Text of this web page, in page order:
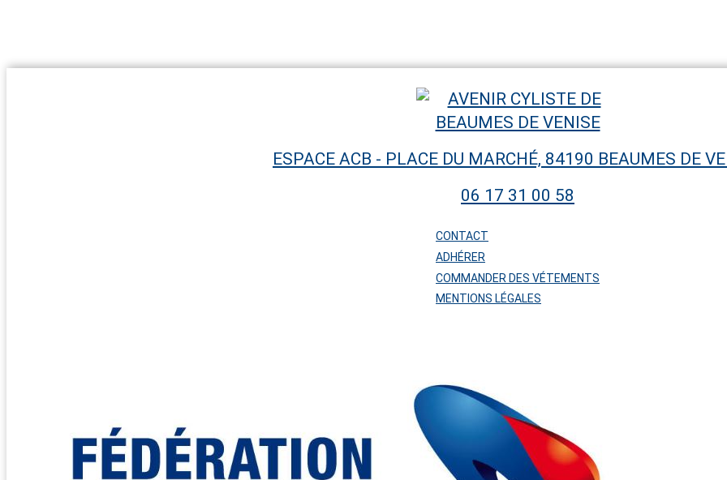
ESPACE ACB - PLACE DU MARCHÉ, 84190 BEAUMES DE
06 17 31 00 58
CONTACT
ADHÉRER
COMMANDER DES VÉTEMENTS
MENTIONS LÉGALES